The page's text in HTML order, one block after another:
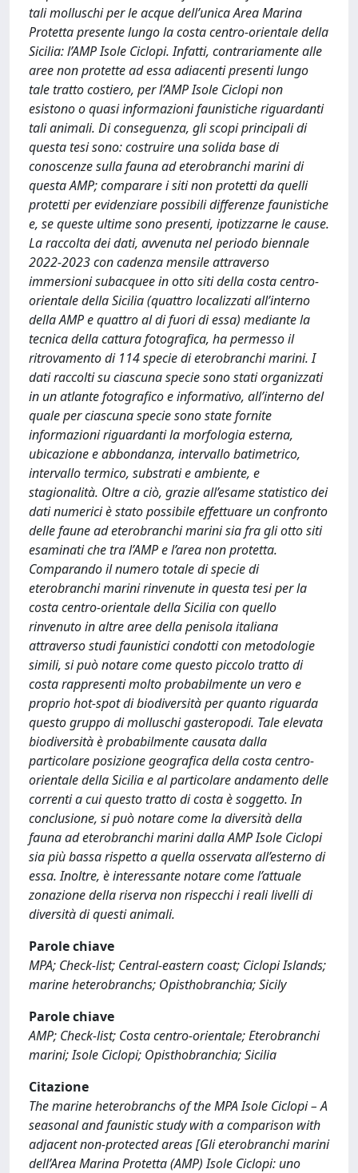
tali molluschi per le acque dell’unica Area Marina
Protetta presente lungo la costa centro-orientale della
Sicilia: l’AMP Isole Ciclopi. Infatti, contrariamente alle
aree non protette ad essa adiacenti presenti lungo
tale tratto costiero, per l’AMP Isole Ciclopi non
esistono o quasi informazioni faunistiche riguardanti
tali animali. Di conseguenza, gli scopi principali di
questa tesi sono: costruire una solida base di
conoscenze sulla fauna ad eterobranchi marini di
questa AMP; comparare i siti non protetti da quelli
protetti per evidenziare possibili differenze faunistiche
e, se queste ultime sono presenti, ipotizzarne le cause.
La raccolta dei dati, avvenuta nel periodo biennale
2022-2023 con cadenza mensile attraverso
immersioni subacquee in otto siti della costa centro-
orientale della Sicilia (quattro localizzati all’interno
della AMP e quattro al di fuori di essa) mediante la
tecnica della cattura fotografica, ha permesso il
ritrovamento di 114 specie di eterobranchi marini. I
dati raccolti su ciascuna specie sono stati organizzati
in un atlante fotografico e informativo, all’interno del
quale per ciascuna specie sono state fornite
informazioni riguardanti la morfologia esterna,
ubicazione e abbondanza, intervallo batimetrico,
intervallo termico, substrati e ambiente, e
stagionalità. Oltre a ciò, grazie all’esame statistico dei
dati numerici è stato possibile effettuare un confronto
delle faune ad eterobranchi marini sia fra gli otto siti
esaminati che tra l’AMP e l’area non protetta.
Comparando il numero totale di specie di
eterobranchi marini rinvenute in questa tesi per la
costa centro-orientale della Sicilia con quello
rinvenuto in altre aree della penisola italiana
attraverso studi faunistici condotti con metodologie
simili, si può notare come questo piccolo tratto di
costa rappresenti molto probabilmente un vero e
proprio hot-spot di biodiversità per quanto riguarda
questo gruppo di molluschi gasteropodi. Tale elevata
biodiversità è probabilmente causata dalla
particolare posizione geografica della costa centro-
orientale della Sicilia e al particolare andamento delle
correnti a cui questo tratto di costa è soggetto. In
conclusione, si può notare come la diversità della
fauna ad eterobranchi marini dalla AMP Isole Ciclopi
sia più bassa rispetto a quella osservata all’esterno di
essa. Inoltre, è interessante notare come l’attuale
zonazione della riserva non rispecchi i reali livelli di
diversità di questi animali.
Parole chiave
MPA; Check-list; Central-eastern coast; Ciclopi Islands;
marine heterobranchs; Opisthobranchia; Sicily
Parole chiave
AMP; Check-list; Costa centro-orientale; Eterobranchi
marini; Isole Ciclopi; Opisthobranchia; Sicilia
Citazione
The marine heterobranchs of the MPA Isole Ciclopi – A
seasonal and faunistic study with a comparison with
adjacent non-protected areas [Gli eterobranchi marini
dell’Area Marina Protetta (AMP) Isole Ciclopi: uno